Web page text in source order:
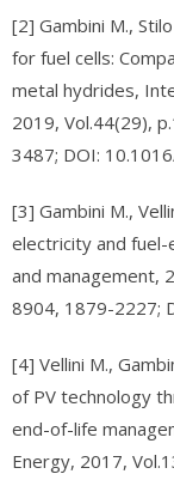
[2] Gambini M.,
for fuel cells:
metal hydrides,
2019, Vol.44(29),
3487; DOI:
[3] Gambini M.,
electricity and
and management,
8904, 1879-2227;
[4] Vellini M.,
of PV technology
end-of-life
Energy, 2017,